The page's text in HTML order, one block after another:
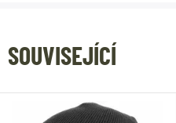
SOUVISEJÍCÍ